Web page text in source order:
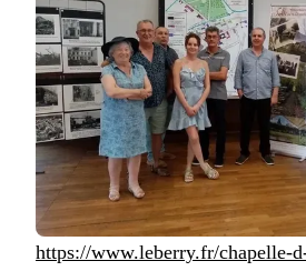
https://www.leberry.fr/chapelle-